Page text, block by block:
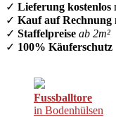
✓ Lieferung kostenlos
✓ Kauf auf Rechnung
✓ Staffelpreise ab 2m²
✓ 100% Käuferschutz
Fussballtore
in Bodenhülsen